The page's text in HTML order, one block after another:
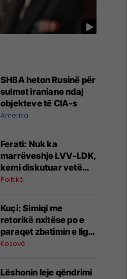
SHBA heton Rusinë për
sulmet iraniane ndaj
objekteve të CIA-s
Amerika
Ferati: Nuk ka
marrëveshje LVV-LDK,
kemi diskutuar vetëm
për parime
Politikë
Kuçi: Simiqi me
retorikë nxitëse po e
paraqet zbatimin e ligjit
në veri si "spastrim
Kosovë
Lëshonin leje qëndrimi